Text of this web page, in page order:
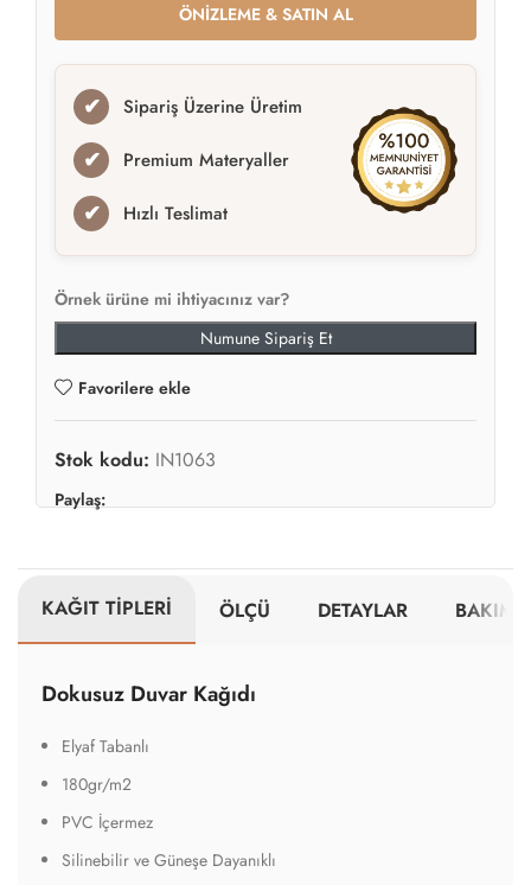
ÖNİZLEME & SATIN AL
✔ Sipariş Üzerine Üretim
✔ Premium Materyaller
✔ Hızlı Teslimat
Örnek ürüne mi ihtiyacınız var?
Numune Sipariş Et
Favorilere ekle
Stok kodu: IN1063
Paylaş:
KAĞIT TİPLERİ ÖLÇÜ DETAYLAR BAKIM
Dokusuz Duvar Kağıdı
Elyaf Tabanlı
180gr/m2
PVC İçermez
Silinebilir ve Güneşe Dayanıklı